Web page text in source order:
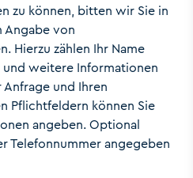
zu können, bitten wir Sie in
Angabe von
Hierzu zählen Ihr Name
und weitere Informationen
und Ihren
Pflichtfeldern können Sie
angeben. Optional
Telefonnummer angegeben